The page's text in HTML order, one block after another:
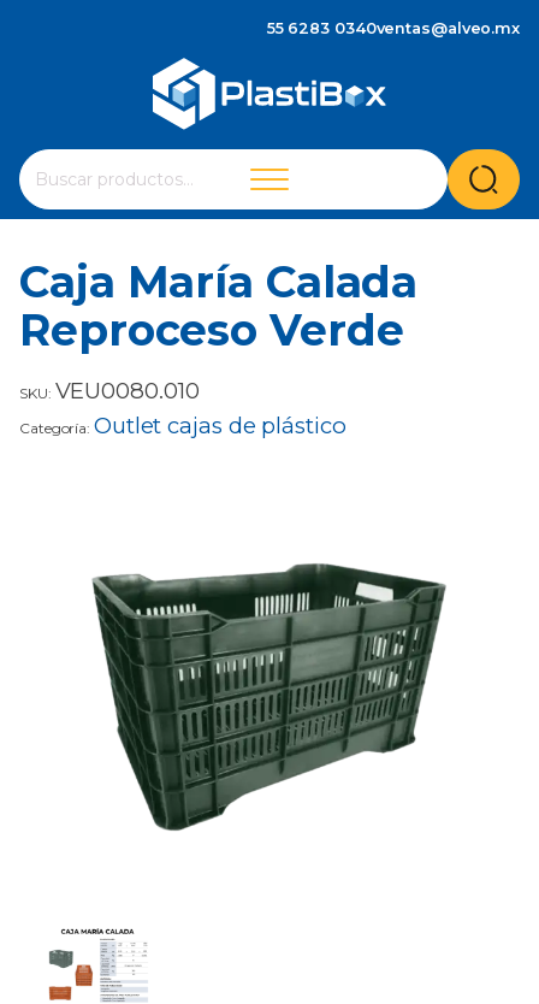
55 6283 0340ventas@alveo.mx
Buscar
por:
Cuando hay resultados autocompletados, puedes
Caja María Calada
Reproceso Verde
SKU: VEU0080.010
Categoría: Outlet cajas de plástico